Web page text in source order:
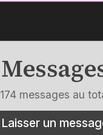
174 messages au
Laisser un